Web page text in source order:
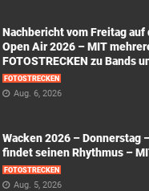
Nachbericht vom Freitag auf
Open Air 2026 – MIT
FOTOSTRECKEN zu Bands
FOTOSTRECKEN
Aug. 6, 2026
Wacken 2026 – Donnerstag
findet seinen Rhythmus –
FOTOSTRECKEN
Aug. 5, 2026